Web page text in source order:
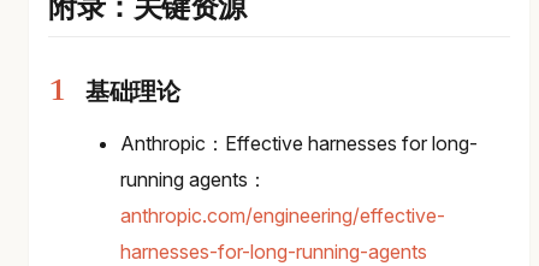
附录：关键资源
基础理论
Anthropic：Effective harnesses for long-
running agents：
anthropic.com/engineering/effective-
harnesses-for-long-running-agents